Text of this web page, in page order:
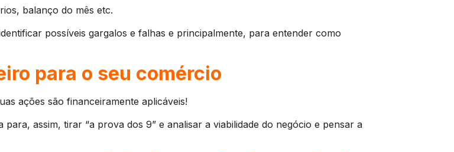
balanço do mês etc.
possíveis gargalos e falhas e principalmente, para entender como
para o seu comércio
ações são financeiramente aplicáveis!
assim, tirar “a prova dos 9” e analisar a viabilidade do negócio e pensar a